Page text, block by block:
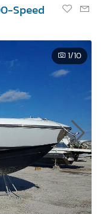
Speed
1/10